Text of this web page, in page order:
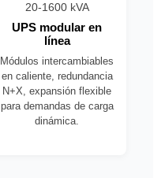
20-1600 kVA
UPS modular en
línea
Módulos intercambiables
en caliente, redundancia
N+X, expansión flexible
para demandas de carga
dinámica.